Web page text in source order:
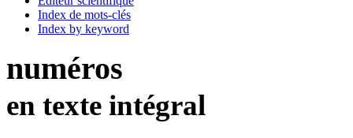
Index de mots-clés
Index by keyword
numéros
en texte intégral